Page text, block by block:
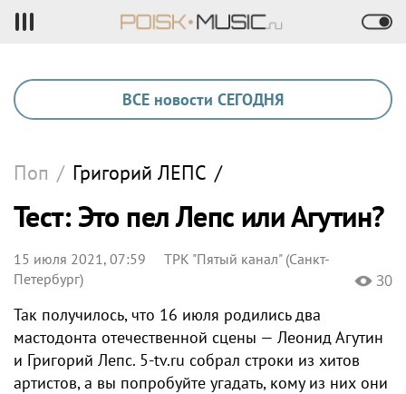
ВСЕ новости СЕГОДНЯ
Поп / Григорий ЛЕПС /
Тест: Это пел Лепс или Агутин?
15 июля 2021, 07:59
ТРК "Пятый канал" (Санкт-
Петербург)
30
Так получилось, что 16 июля родились два
мастодонта отечественной сцены — Леонид Агутин
и Григорий Лепс. 5-tv.ru собрал строки из хитов
артистов, а вы попробуйте угадать, кому из них они